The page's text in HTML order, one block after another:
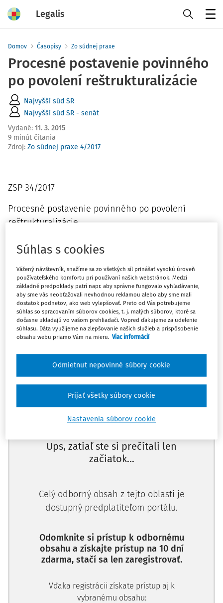
Legalis
Domov Časopisy Zo súdnej praxe
Procesné postavenie povinného
po povolení reštrukturalizácie
Najvyšší súd SR
Najvyšší súd SR - senát
Vydané: 11. 3. 2015
9 minút čítania
Zdroj: Zo súdnej praxe 4/2017
ZSP 34/2017
Procesné postavenie povinného po povolení
reštrukturalizácie
§ 129 ods. 1, § 130 ods. 1 zákona č. 7/2005 Z.z. o konkurze a
reštrukturalizácii
§ 203 zákona č. 233/1995 Z.z. o súdnych exekútoroch a
exekučnej činnosti (Exekučný poriadok) a o zmene a
doplnení ďalších zákonov
§ 237 písm. f) Občianskeho súdneho poriadku
Povinný aj po povolení reštrukturalizácie (§ 114 ods. 1
písm. b) a § 118 ods. 3 zákona č. 7/2005 Z.z. o konkurze a
reštrukturalizácii) zostáva nositeľom procesného
oprávnenia, aby mu súd doručil rozhodnutie ukladajúce
mu povinnosť zaplatiť náhradu trov exekúcie.
UZNESENIENAJVYŠŠIEHO SÚDU SR, SP. ZN.3 E CDO
Okresný súd uznesením zo 16. decembra 2013 uložil
povinnému povinnosť zaplatiť do troch dní súdnemu
Máte predplatné?
Ups, zatiaľ ste si prečítali len
začiatok...
Celý odborný obsah z tejto oblasti je
dostupný predplatiteľom portálu.
Odomknite si prístup k odbornému
obsahu a získajte prístup na 10 dní
zdarma, stačí sa len zaregistrovať.
Vďaka registrácii získate prístup aj k
vybranému obsahu:
Súhlas s cookies
Vážený návštevník, snažíme sa zo všetkých síl prinášať vysokú úroveň
používateľského komfortu pri používaní našich webstránok. Medzi
základné predpoklady patrí napr. aby správne fungovalo vyhľadávanie,
aby sme vás neobťažovali nevhodnou reklamou alebo aby sme mali
dostatok podnetov, ako web vylepšovať. Preto od Vás potrebujeme
súhlas so spracovaním súborov cookies, t. j. malých súborov, ktoré sa
dočasne ukladajú vo vašom prehliadači. Vopred ďakujeme za udelenie
súhlasu. Dáta využijeme na zlepšovanie našich služieb a prispôsobenie
obsahu webu priamo Vám na mieru. Viac informácií
Nastavenia súborov cookie
Odmietnut nepovinné súbory cookie
Prijať všetky súbory cookie